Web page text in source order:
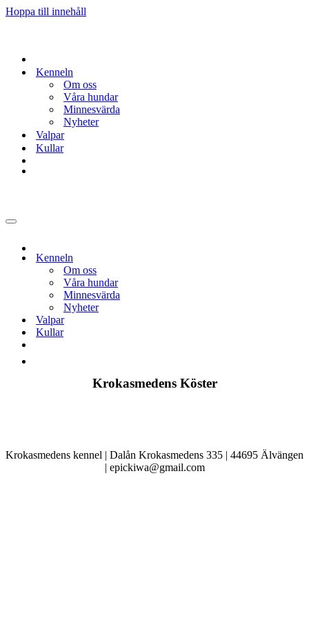
Hoppa till innehåll
Kenneln
Om oss
Våra hundar
Minnesvärda
Nyheter
Valpar
Kullar
Navigeringsmeny
Kenneln
Om oss
Våra hundar
Minnesvärda
Nyheter
Valpar
Kullar
Krokasmedens Köster
Krokasmedens kennel | Dalån Krokasmedens 335 | 44695 Älvängen
| epickiwa@gmail.com